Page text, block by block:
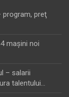
program, preţ
maşini noi
– salarii
talentului…